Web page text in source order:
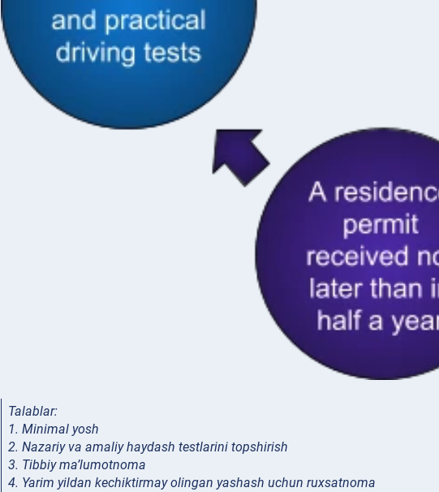
Talablar:
1. Minimal yosh
2. Nazariy va amaliy haydash testlarini topshirish
3. Tibbiy ma’lumotnoma
4. Yarim yildan kechiktirmay olingan yashash uchun ruxsatnoma